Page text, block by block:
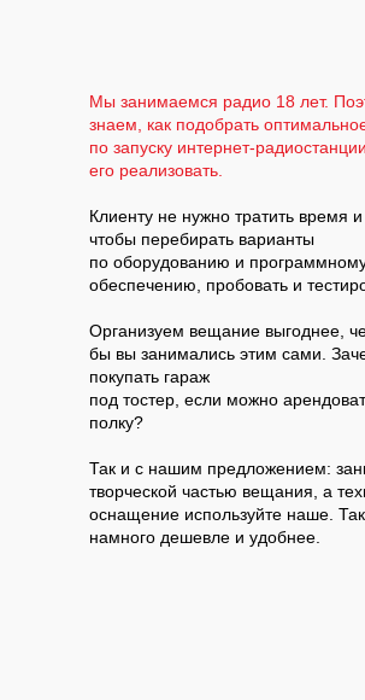
Мы занимаемся радио 18 лет.
знаем, как подобрать
по запуску интернет-
его реализовать.
Клиенту не нужно тратить время
чтобы перебирать варианты
по оборудованию и
обеспечению, пробовать и
Организуем вещание выгоднее,
бы вы занимались этим сами.
покупать гараж
под тостер, если можно
полку?
Так и с нашим предложением:
творческой частью вещания, а
оснащение используйте наше.
намного дешевле и удобнее.